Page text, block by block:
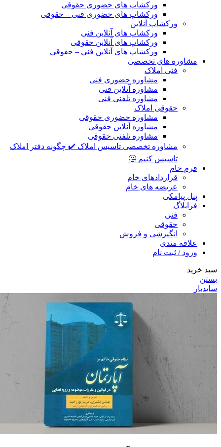
ورکشاپ های حضوری حقوقی
ورکشاپ های حضوری فنی – حقوقی
ورکشاپ آنلاین
ورکشاپ های آنلاین فنی
ورکشاپ های آنلاین حقوقی
ورکشاپ های آنلاین فنی – حقوقی
مشاوره های تخصصی
فنی املاک
مشاوره حضوری فنی
مشاوره آنلاین فنی
مشاوره تلفنی فنی
حقوقی املاک
مشاوره حضوری حقوقی
مشاوره آنلاین حقوقی
مشاوره تلفنی حقوقی
مشاوره تخصصی تاسیس املاک ✔️ چگونه دفتر املاک
تاسیس کنیم 🤔
فرم خام
قراردادهای خام
عریضه های خام
پنل پیامکی
فرابلاگ
فنی
حقوقی
انگیزشی و فروش
علاقه مندی
ورود / ثبت نام
سبد خرید
بستن
سایدبار